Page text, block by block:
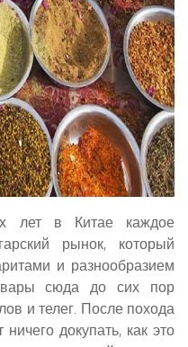
лет в Китае каждое
рынок, который
и разнообразием
сюда до сих пор
и телег. После похода
докупать, как это